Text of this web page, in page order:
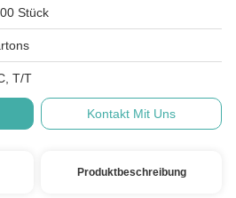
Stück
T/T
Kontakt Mit Uns
Produktbeschreibung